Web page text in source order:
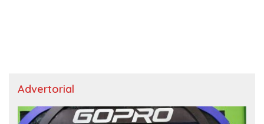
Advertorial